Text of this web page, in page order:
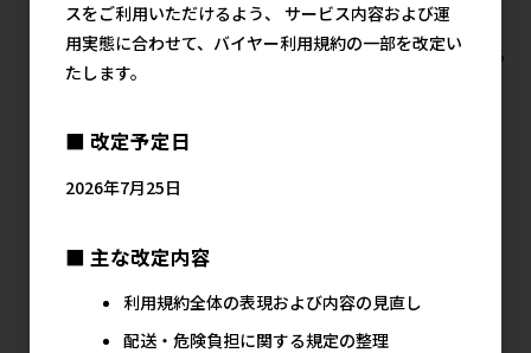
すべての観賞魚用品 水槽 セット水槽の人気商品を見る
スをご利用いただけるよう、 サービス内容および運
用実態に合わせて、バイヤー利用規約の一部を改定い
たします。
■ 改定予定日
2026年7月25日
■ 主な改定内容
利用規約全体の表現および内容の見直し
配送・危険負担に関する規定の整理